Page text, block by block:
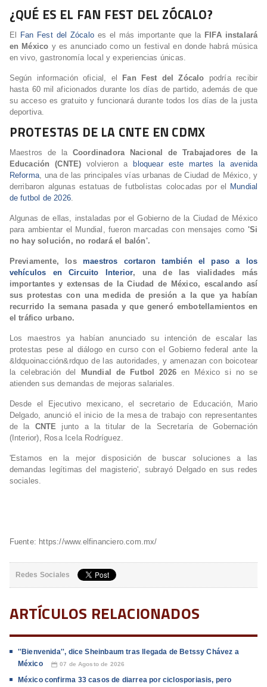
¿QUÉ ES EL FAN FEST DEL ZÓCALO?
El Fan Fest del Zócalo es el más importante que la FIFA instalará
en México y es anunciado como un festival en donde habrá música
en vivo, gastronomía local y experiencias únicas.
Según información oficial, el Fan Fest del Zócalo
podría recibir
hasta 60 mil aficionados durante los días de partido, además de que
su acceso es gratuito y funcionará durante todos los días de la justa
deportiva.
PROTESTAS DE LA CNTE EN CDMX
Maestros de la Coordinadora Nacional de Trabajadores de la
Educación (CNTE) volvieron a
bloquear este martes la avenida
Reforma, una de las principales vías urbanas de Ciudad de México, y
derribaron algunas estatuas de futbolistas colocadas por el
Mundial
de futbol de 2026.
Algunas de ellas, instaladas por el Gobierno de la Ciudad de México
para ambientar el Mundial, fueron marcadas con mensajes como 'Si
no hay solución, no rodará el balón'.
Previamente, los
maestros cortaron también el paso a los
vehículos en Circuito Interior, una de las vialidades más
importantes y extensas de la Ciudad de México, escalando así
sus protestas con una medida de presión a la que ya habían
recurrido la semana pasada y que generó embotellamientos en
el tráfico urbano.
Los maestros ya habían anunciado su intención de escalar las
protestas pese al diálogo en curso con el Gobierno federal ante la
&ldquoinacción&rdquo de las autoridades, y amenazan con boicotear
la celebración del
Mundial de Futbol 2026 en México si no se
atienden sus demandas de mejoras salariales.
Desde el Ejecutivo mexicano, el secretario de Educación, Mario
Delgado, anunció el inicio de la mesa de trabajo con representantes
de la
CNTE
junto a la titular de la Secretaría de Gobernación
(Interior), Rosa Icela Rodríguez.
'Estamos en la mejor disposición de buscar soluciones a las
demandas legítimas del magisterio', subrayó Delgado en sus redes
sociales.
Fuente: https://www.elfinanciero.com.mx/
Redes Sociales
ARTÍCULOS RELACIONADOS
''Bienvenida'', dice Sheinbaum tras llegada de Betssy Chávez a
México
📅 07 de Agosto de 2026
México confirma 33 casos de diarrea por ciclosporiasis, pero